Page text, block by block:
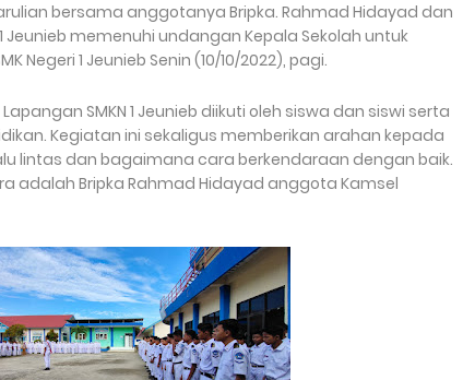
bersama anggotanya Bripka. Rahmad Hidayad dan
1 Jeunieb memenuhi undangan Kepala Sekolah untuk
Negeri 1 Jeunieb Senin (10/10/2022), pagi.
SMKN 1 Jeunieb diikuti oleh siswa dan siswi serta
Kegiatan ini sekaligus memberikan arahan kepada
lintas dan bagaimana cara berkendaraan dengan baik.
adalah Bripka Rahmad Hidayad anggota Kamsel